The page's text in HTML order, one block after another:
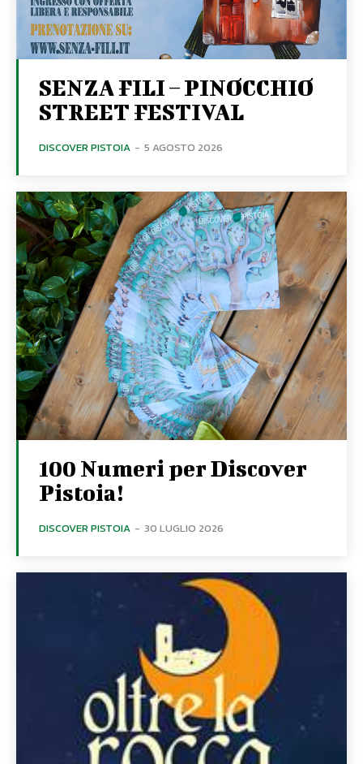
SENZA FILI – PINOCCHIO
STREET FESTIVAL
DISCOVER PISTOIA - 5 AGOSTO 2026
100 Numeri per Discover
Pistoia!
DISCOVER PISTOIA - 30 LUGLIO 2026